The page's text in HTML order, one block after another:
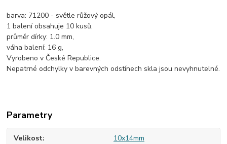
barva: 71200 - světle růžový opál,
1 balení obsahuje 10 kusů,
průměr dírky: 1.0 mm,
váha balení: 16 g,
Vyrobeno v České Republice.
Nepatrné odchylky v barevných odstínech skla jsou nevyhnutelné.
Parametry
Velikost 10x14mm